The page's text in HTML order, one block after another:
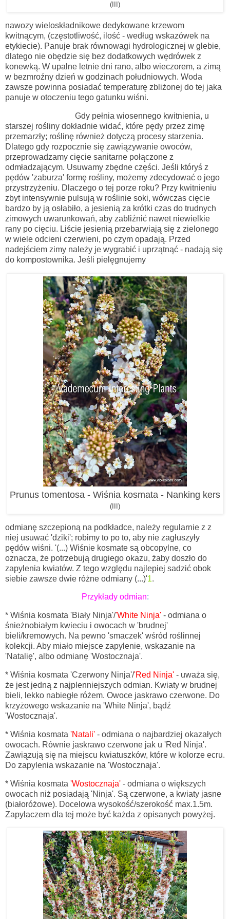
(III)
nawozy wieloskładnikowe dedykowane krzewom
kwitnącym, (częstotliwość, ilość - według wskazówek na
etykiecie). Panuje brak równowagi hydrologicznej w glebie,
dlatego nie obędzie się bez dodatkowych wędrówek z
konewką. W upalne letnie dni rano, albo wieczorem, a zimą
w bezmroźny dzień w godzinach południowych. Woda
zawsze powinna posiadać temperaturę zbliżonej do tej jaka
panuje w otoczeniu tego gatunku wiśni.
Gdy pełnia wiosennego kwitnienia, u
starszej rośliny dokładnie widać, które pędy przez zimę
przemarzły; roślinę również dotyczą procesy starzenia.
Dlatego gdy rozpocznie się zawiązywanie owoców,
przeprowadzamy cięcie sanitarne połączone z
odmładzającym. Usuwamy zbędne części. Jeśli któryś z
pędów 'zaburza' formę rośliny, możemy zdecydować o jego
przystrzyżeniu. Dlaczego o tej porze roku? Przy kwitnieniu
zbyt intensywnie pulsują w roślinie soki, wówczas cięcie
bardzo by ją osłabiło, a jesienią za krótki czas do trudnych
zimowych uwarunkowań, aby zabliźnić nawet niewielkie
rany po cięciu. Liście jesienią przebarwiają się z zielonego
w wiele odcieni czerwieni, po czym opadają. Przed
nadejściem zimy należy je wygrabić i uprzątnąć - nadają się
do kompostownika. Jeśli pielęgnujemy
Prunus tomentosa - Wiśnia kosmata - Nanking kers
(III)
odmianę szczepioną na podkładce, należy regularnie z z
niej usuwać 'dziki'; robimy to po to, aby nie zagłuszyły
pędów wiśni. '(...) Wiśnie kosmate są obcopylne, co
oznacza, że potrzebują drugiego okazu, żaby doszło do
zapylenia kwiatów. Z tego względu najlepiej sadzić obok
siebie zawsze dwie różne odmiany (...)'1.
Przykłady odmian:
* Wiśnia kosmata 'Biały Ninja'/'White Ninja' - odmiana o
śnieżnobiałym kwieciu i owocach w 'brudnej'
bieli/kremowych. Na pewno 'smaczek' wśród roślinnej
kolekcji. Aby miało miejsce zapylenie, wskazanie na
'Natalię', albo odmianę 'Wostocznaja'.
* Wiśnia kosmata 'Czerwony Ninja'/'Red Ninja' - uważa się,
że jest jedną z najplenniejszych odmian. Kwiaty w brudnej
bieli, lekko nabiegłe różem. Owoce jaskrawo czerwone. Do
krzyżowego wskazanie na 'White Ninja', bądź
'Wostocznaja'.
* Wiśnia kosmata 'Natali' - odmiana o najbardziej okazałych
owocach. Równie jaskrawo czerwone jak u 'Red Ninja'.
Zawiązują się na miejscu kwiatuszków, które w kolorze ecru.
Do zapylenia wskazanie na 'Wostocznaja'.
* Wiśnia kosmata 'Wostocznaja' - odmiana o większych
owocach niż posiadają 'Ninja'. Są czerwone, a kwiaty jasne
(białoróżowe). Docelowa wysokość/szerokość max.1.5m.
Zapylaczem dla tej może być każda z opisanych powyżej.